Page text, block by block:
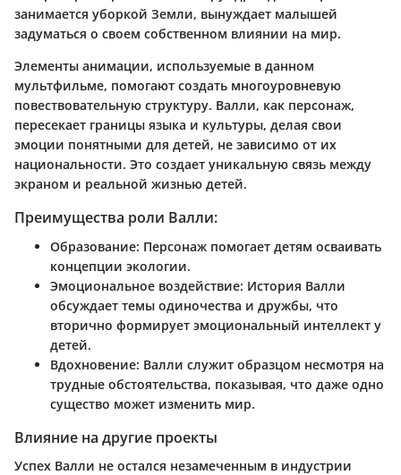
занимается уборкой Земли, вынуждает малышей
задуматься о своем собственном влиянии на мир.
Элементы анимации, используемые в данном
мультфильме, помогают создать многоуровневую
повествовательную структуру. Валли, как персонаж,
пересекает границы языка и культуры, делая свои
эмоции понятными для детей, не зависимо от их
национальности. Это создает уникальную связь между
экраном и реальной жизнью детей.
Преимущества роли Валли:
Образование: Персонаж помогает детям осваивать
концепции экологии.
Эмоциональное воздействие: История Валли
обсуждает темы одиночества и дружбы, что
вторично формирует эмоциональный интеллект у
детей.
Вдохновение: Валли служит образцом несмотря на
трудные обстоятельства, показывая, что даже одно
существо может изменить мир.
Влияние на другие проекты
Успех Валли не остался незамеченным в индустрии